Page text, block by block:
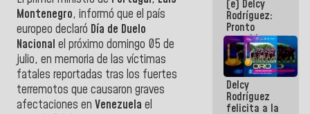
Montenegro, informó que el país
europeo declaró Día de Duelo
Nacional el próximo domingo 05 de
julio, en memoria de las víctimas
fatales reportadas tras los fuertes
terremotos que causaron graves
afectaciones en Venezuela el
los
Centroamericanos
(e) Delcy
Rodríguez:
Pronto
restableceremos
las
operaciones
en el
Aeropuerto
Internacional
de
Delcy
Rodríguez
felicita a la